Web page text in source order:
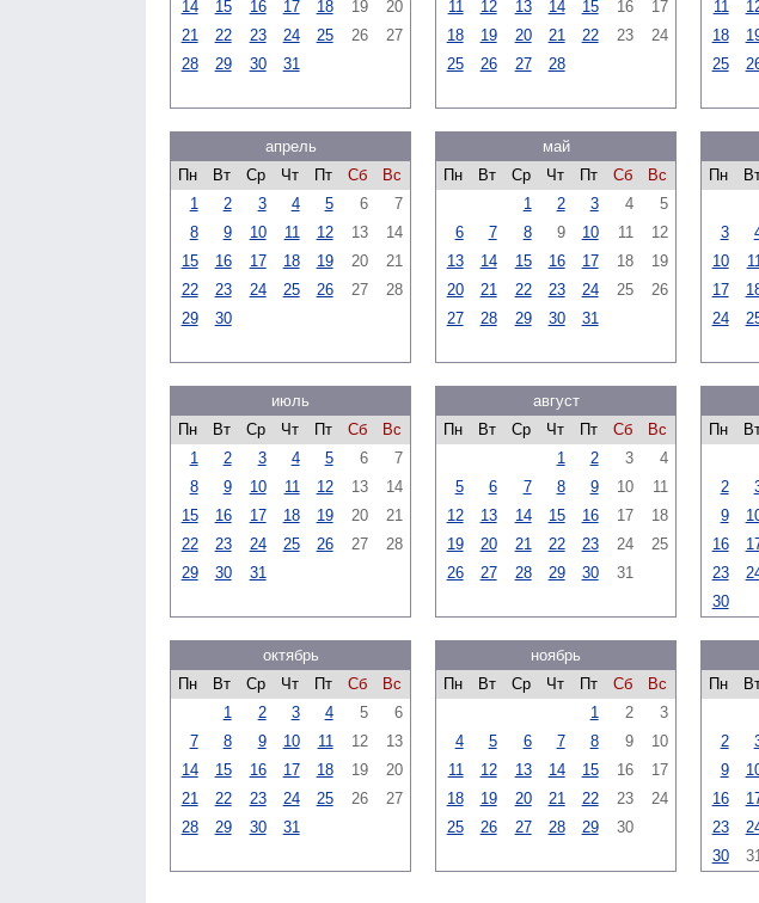
14
15 16 17 18 19
20
21
22 23 24 25 26
27
28
29 30 31
11
12 13 14 15 16
17
18
19 20 21 22 23
24
25
26 27 28
11
18
25
апрель
Пн
Вт Ср Чт Пт Сб
Вс
1
2 3 4 5 6
7
8
9 10 11 12 13
14
15
16 17 18 19 20
21
22
23 24 25 26 27
28
29
30
май
Пн
Вт Ср Чт Пт Сб
Вс
1
2 3 4
5
6
7 8 9 10 11
12
13
14 15 16 17 18
19
20
21 22 23 24 25
26
27
28 29 30 31
Пн
3
10
17
24
июль
Пн
Вт Ср Чт Пт Сб
Вс
1
2 3 4 5 6
7
8
9 10 11 12 13
14
15
16 17 18 19 20
21
22
23 24 25 26 27
28
29
30 31
август
Пн
Вт Ср Чт Пт Сб
Вс
1
2 3
4
5
6 7 8 9 10
11
12
13 14 15 16 17
18
19
20 21 22 23 24
25
26
27 28 29 30 31
Пн
2
9
16
23
30
октябрь
Пн
Вт Ср Чт Пт Сб
Вс
1
2 3 4 5
6
7
8 9 10 11 12
13
14
15 16 17 18 19
20
21
22 23 24 25 26
27
28
29 30 31
ноябрь
Пн
Вт Ср Чт Пт Сб
Вс
1
2
3
4
5 6 7 8 9
10
11
12 13 14 15 16
17
18
19 20 21 22 23
24
25
26 27 28 29 30
Пн
2
9
16
23
30